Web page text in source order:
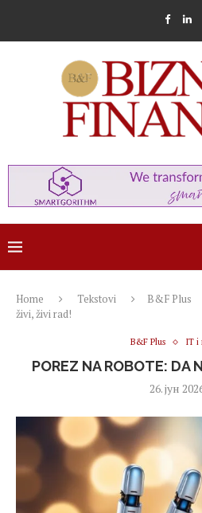
Home Tekstovi B&F Plus
živi, živi rad!
B&F Plus IT i
POREZ NA ROBOTE: DA
26. јун